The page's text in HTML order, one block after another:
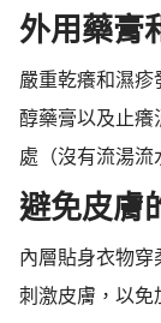
外用藥膏
嚴重乾癢和濕疹
醇藥膏以及止癢
處（沒有流湯流
避免皮膚
內層貼身衣物穿
刺激皮膚，以免